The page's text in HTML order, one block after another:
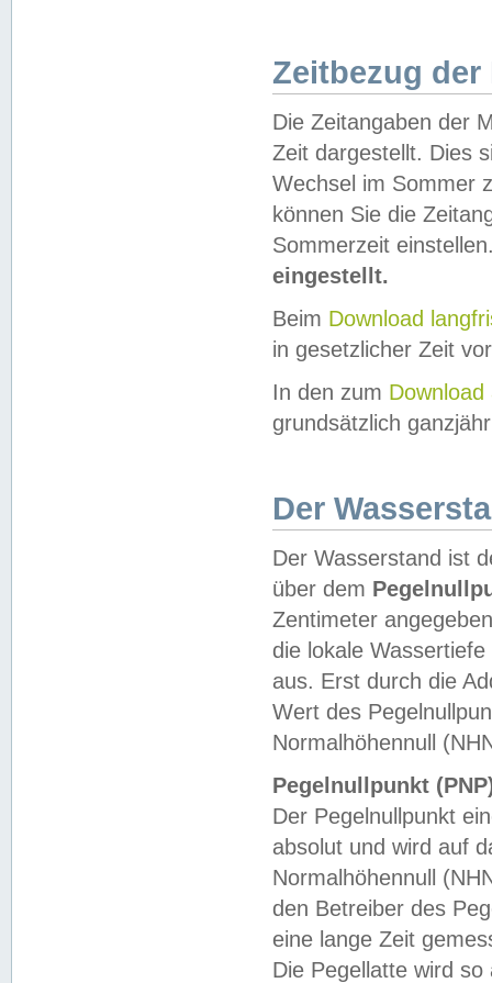
Zeitbezug der
Die Zeitangaben der
Zeit dargestellt. Dies
Wechsel im Sommer
können Sie die
Sommerzeit
eingestellt.
Beim Download
in gesetzlicher Zeit
In den zum Download
grundsätzlich
Der
Der Wasserstand ist
über dem
Zentimeter
die lokale
aus. Erst durch die
Wert des
Normalhöhennull
Pegelnullpunkt
Der Pegelnullpunkt
absolut und wird auf
Normalhöhennull
den Betreiber des
eine lange Zeit
Die Pegellatte wird